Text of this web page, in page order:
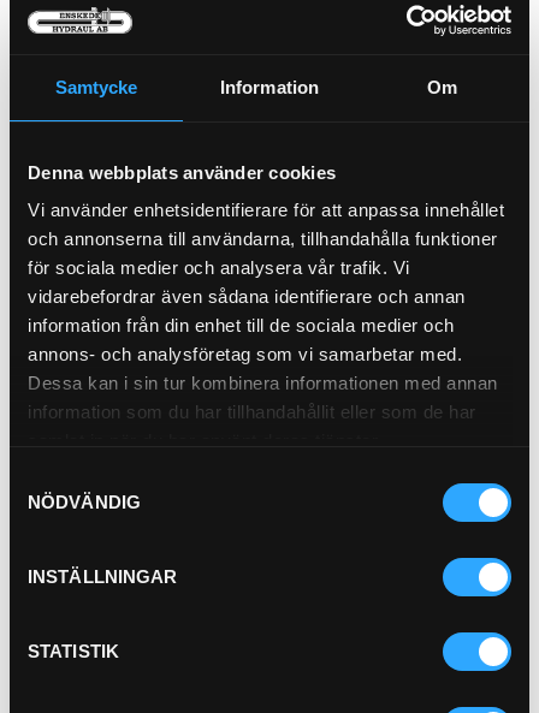
Samtycke Information Om
Denna webbplats använder cookies
Vi använder enhetsidentifierare för att anpassa innehållet
och annonserna till användarna, tillhandahålla funktioner
för sociala medier och analysera vår trafik. Vi
vidarebefordrar även sådana identifierare och annan
information från din enhet till de sociala medier och
annons- och analysföretag som vi samarbetar med.
Dessa kan i sin tur kombinera informationen med annan
information som du har tillhandahållit eller som de har
NÖDVÄNDIG
INSTÄLLNINGAR
STATISTIK
Pris exkl. 288.00
Luftfilter 21-0024
Outer Diameter 64 mm (2.52 inch)
Efficiency Test Std ISO 5011
Primary Application ATLAS COPC
Köp